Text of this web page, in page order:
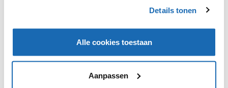
Details tonen
Alle cookies toestaan
Aanpassen
SHARE, LEARN & CONNECT!
Meld je aan, deel jouw kennis en haal alles uit het
AANMELDEN